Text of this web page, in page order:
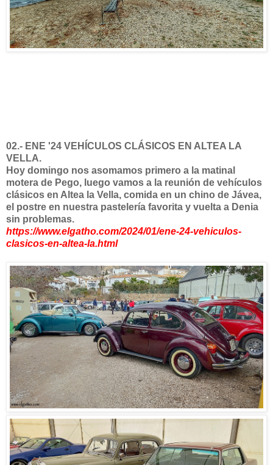
02.- ENE '24 VEHÍCULOS CLÁSICOS EN ALTEA LA
VELLA.
Hoy domingo nos asomamos primero a la matinal
motera de Pego, luego vamos a la reunión de vehículos
clásicos en Altea la Vella, comida en un chino de Jávea,
el postre en nuestra pastelería favorita y vuelta a Denia
sin problemas.
https://www.elgatho.com/2024/01/ene-24-vehiculos-
clasicos-en-altea-la.html